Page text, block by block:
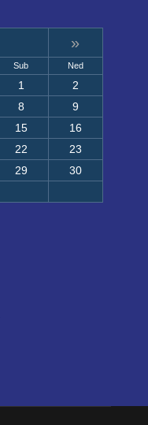
»
Sub Ned
1
2
8
9
15
16
22
23
29
30